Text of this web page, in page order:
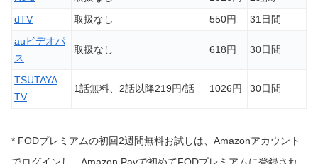
dTV 取扱なし 550円 31日間
auビデオパ
ス
取扱なし 618円 30日間
TSUTAYA
TV
1話無料、2話以降219円/話 1026円 30日間
* FODプレミアムの初回2週間無料お試しは、Amazonアカウント